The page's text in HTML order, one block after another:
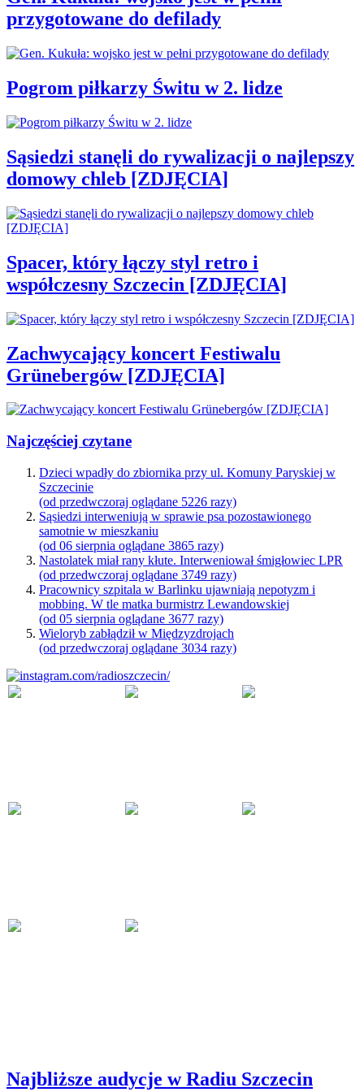
przygotowane do defilady
Pogrom piłkarzy Świtu w 2. lidze
Sąsiedzi stanęli do rywalizacji o najlepszy
domowy chleb [ZDJĘCIA]
Spacer, który łączy styl retro i
współczesny Szczecin [ZDJĘCIA]
Zachwycający koncert Festiwalu
Grünebergów [ZDJĘCIA]
Najczęściej czytane
Dzieci wpadły do zbiornika przy ul. Komuny Paryskiej w
Szczecinie
(od przedwczoraj oglądane 5226 razy)
Sąsiedzi interweniują w sprawie psa pozostawionego
samotnie w mieszkaniu
(od 06 sierpnia oglądane 3865 razy)
Nastolatek miał rany kłute. Interweniował śmigłowiec LPR
(od przedwczoraj oglądane 3749 razy)
Pracownicy szpitala w Barlinku ujawniają nepotyzm i
mobbing. W tle matka burmistrz Lewandowskiej
(od 05 sierpnia oglądane 3677 razy)
Wieloryb zabłądził w Międzyzdrojach
(od przedwczoraj oglądane 3034 razy)
Najbliższe audycje w Radiu Szczecin